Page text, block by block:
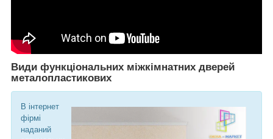
Види функціональних міжкімнатних дверей
металопластикових
В інтернет
фірмі
наданий